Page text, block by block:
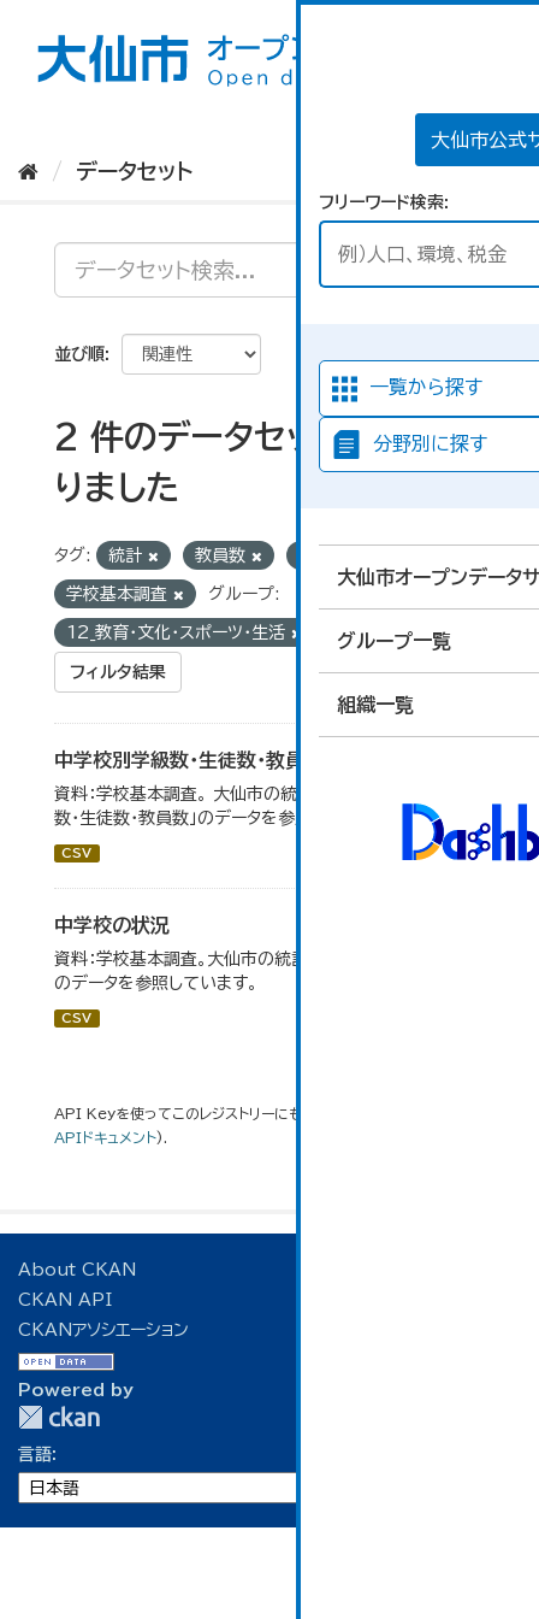
大仙市公式
フリーワード検索
一覧から探す
分野別に探す
大仙市オープンデータ
グループ一覧
組織一覧
データセット
並び順
2 件のデータセットが見つか
りました
タグ: 統計 教員数
学校基本調査 グループ:
12_教育・文化・スポーツ・生活
フィルタ結果
中学校別学級数・生徒数・教員数
資料：学校基本調査。 大仙市の統計「14-6 中学校別学級
数・生徒数・教員数」のデータを参照しています。
CSV
中学校の状況
資料：学校基本調査。大仙市の統計「14-5 中学校の状況」
のデータを参照しています。
CSV
API Keyを使ってこのレジストリーにもアクセス可能です
APIドキュメント).
About CKAN
CKAN API
CKANアソシエーション
Powered by
言語